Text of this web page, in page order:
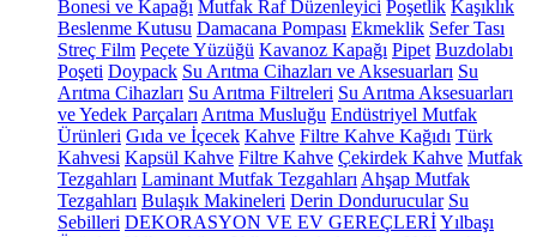
Bonesi ve Kapağı Mutfak Raf Düzenleyici Poşetlik Kaşıklık
Beslenme Kutusu Damacana Pompası Ekmeklik Sefer Tası
Streç Film Peçete Yüzüğü Kavanoz Kapağı Pipet Buzdolabı
Poşeti Doypack Su Arıtma Cihazları ve Aksesuarları Su
Arıtma Cihazları Su Arıtma Filtreleri Su Arıtma Aksesuarları
ve Yedek Parçaları Arıtma Musluğu Endüstriyel Mutfak
Ürünleri Gıda ve İçecek Kahve Filtre Kahve Kağıdı Türk
Kahvesi Kapsül Kahve Filtre Kahve Çekirdek Kahve Mutfak
Tezgahları Laminant Mutfak Tezgahları Ahşap Mutfak
Tezgahları Bulaşık Makineleri Derin Dondurucular Su
Sebilleri DEKORASYON VE EV GEREÇLERİYılbaşı